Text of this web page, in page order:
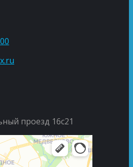
проезд 16с21